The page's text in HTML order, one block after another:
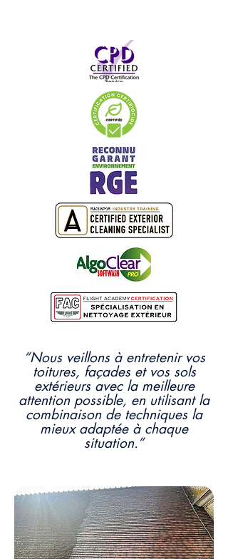
“Nous veillons à entretenir vos
toitures, façades et vos sols
extérieurs avec la meilleure
attention possible, en utilisant la
combinaison de techniques la
mieux adaptée à chaque
situation.”